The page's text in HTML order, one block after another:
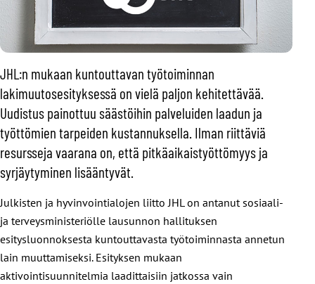
JHL:n mukaan kuntouttavan työtoiminnan
lakimuutosesityksessä on vielä paljon kehitettävää.
Uudistus painottuu säästöihin palveluiden laadun ja
työttömien tarpeiden kustannuksella. Ilman riittäviä
resursseja vaarana on, että pitkäaikaistyöttömyys ja
syrjäytyminen lisääntyvät.
Julkisten ja hyvinvointialojen liitto JHL on antanut sosiaali-
ja terveysministeriölle lausunnon hallituksen
esitysluonnoksesta kuntouttavasta työtoiminnasta annetun
lain muuttamiseksi. Esityksen mukaan
aktivointisuunnitelmia laadittaisiin jatkossa vain